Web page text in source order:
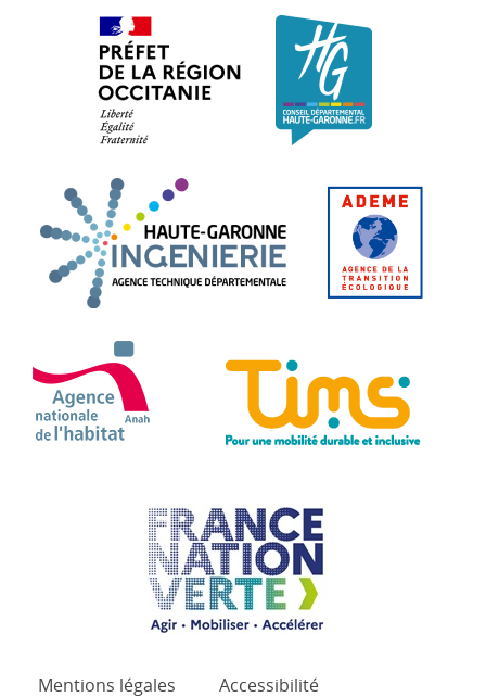
Préfet de la région
Haute-Garonne
ANAH - Agence Nationale de l'Habitat
Mentions légales Accessibilité